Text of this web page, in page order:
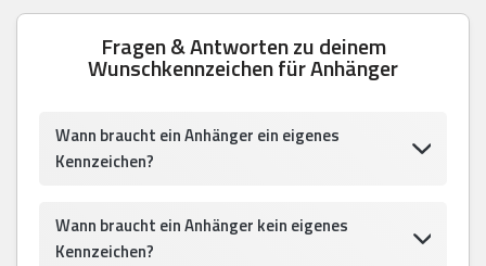
Fragen & Antworten zu deinem
Wunschkennzeichen für Anhänger
Wann braucht ein Anhänger ein eigenes
Kennzeichen?
Wann braucht ein Anhänger kein eigenes
Kennzeichen?